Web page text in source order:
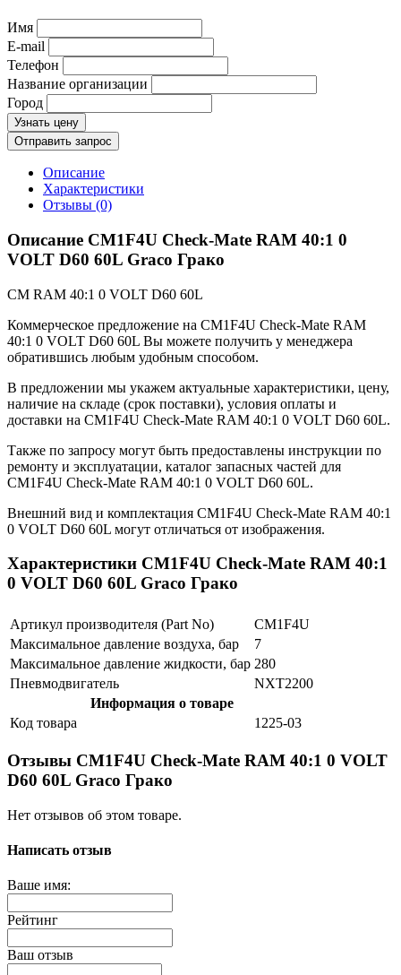
Имя
E-mail
Телефон
Название организации
Город
Узнать цену
Отправить запрос
Описание
Характеристики
Отзывы (0)
Описание CM1F4U Check-Mate RAM 40:1 0
VOLT D60 60L Graco Грако
CM RAM 40:1 0 VOLT D60 60L
Коммерческое предложение на CM1F4U Check-Mate RAM
40:1 0 VOLT D60 60L Вы можете получить у менеджера
обратившись любым удобным способом.
В предложении мы укажем актуальные характеристики, цену,
наличие на складе (срок поставки), условия оплаты и
доставки на CM1F4U Check-Mate RAM 40:1 0 VOLT D60 60L.
Также по запросу могут быть предоставлены инструкции по
ремонту и эксплуатации, каталог запасных частей для
CM1F4U Check-Mate RAM 40:1 0 VOLT D60 60L.
Внешний вид и комплектация CM1F4U Check-Mate RAM 40:1
0 VOLT D60 60L могут отличаться от изображения.
Характеристики CM1F4U Check-Mate RAM 40:1
0 VOLT D60 60L Graco Грако
Артикул производителя (Part No)
CM1F4U
Максимальное давление воздуха, бар
7
Максимальное давление жидкости, бар 280
Пневмодвигатель
NXT2200
Информация о товаре
Код товара
1225-03
Отзывы CM1F4U Check-Mate RAM 40:1 0 VOLT
D60 60L Graco Грако
Нет отзывов об этом товаре.
Написать отзыв
Ваше имя:
Рейтинг
Ваш отзыв